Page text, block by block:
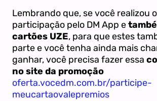
Lembrando que, se você realizou
participação pelo DM App e
cartões UZE, para que estes
parte e você tenha ainda mais
ganhar, você precisa fazer essa
no site da promoção
oferta.vocedm.com.br/participe-
meucartaovalepremios